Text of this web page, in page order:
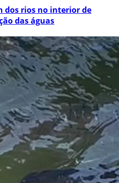
dos rios no interior de
das águas